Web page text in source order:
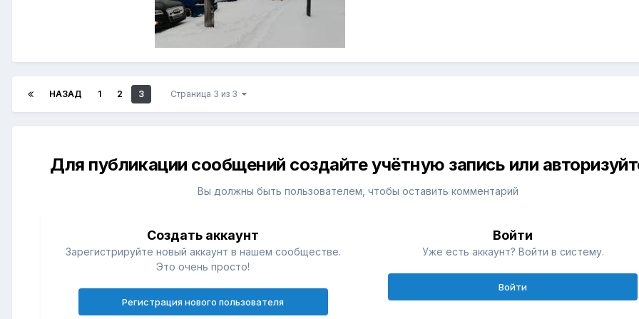
НАЗАД 1 2 3 Страница 3 из 3
Для публикации сообщений создайте учётную запись или
Вы должны быть пользователем, чтобы оставить комментарий
Создать аккаунт
Зарегистрируйте новый аккаунт в нашем сообществе.
Это очень просто!
Регистрация нового пользователя
Войти
Уже есть аккаунт? Войти в систему.
Войти